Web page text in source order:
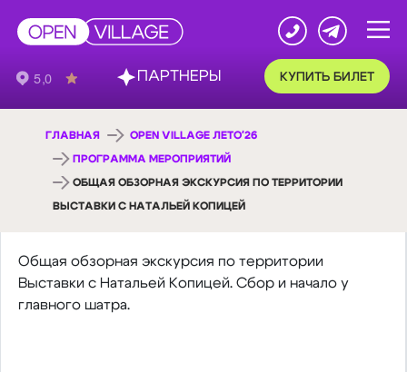
КУПИТЬ БИЛЕТ
ГЛАВНАЯ OPEN VILLAGE ЛЕТО'26
ПРОГРАММА МЕРОПРИЯТИЙ
ОБЩАЯ ОБЗОРНАЯ ЭКСКУРСИЯ ПО ТЕРРИТОРИИ
ВЫСТАВКИ С НАТАЛЬЕЙ КОПИЦЕЙ
Общая обзорная экскурсия по территории
Выставки с Натальей Копицей. Сбор и начало у
главного шатра.